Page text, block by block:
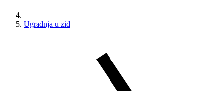
Ugradnja u zid